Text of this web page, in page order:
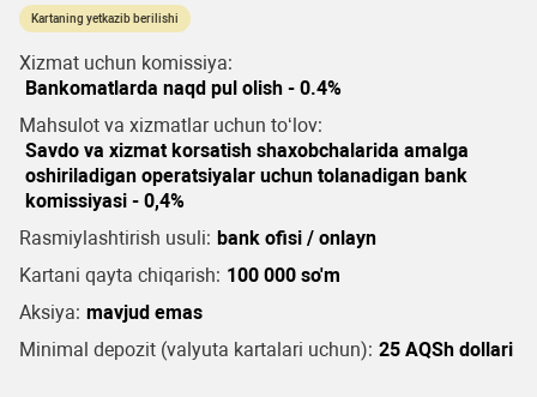
Kartaning yetkazib berilishi
Xizmat uchun komissiya:
Bankomatlarda naqd pul olish - 0.4%
Mahsulot va xizmatlar uchun to‘lov:
Savdo va xizmat korsatish shaxobchalarida amalga
oshiriladigan operatsiyalar uchun tolanadigan bank
komissiyasi - 0,4%
Rasmiylashtirish usuli: bank ofisi / onlayn
Kartani qayta chiqarish: 100 000 so'm
Aksiya: mavjud emas
Minimal depozit (valyuta kartalari uchun): 25 AQSh dollari